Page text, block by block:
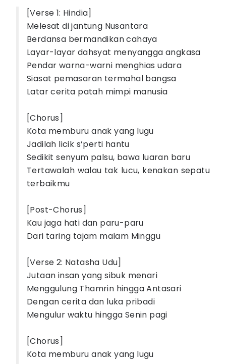
[Verse 1: Hindia]
Melesat di jantung Nusantara
Berdansa bermandikan cahaya
Layar-layar dahsyat menyangga angkasa
Pendar warna-warni menghias udara
Siasat pemasaran termahal bangsa
Latar cerita patah mimpi manusia
[Chorus]
Kota memburu anak yang lugu
Jadilah licik s’perti hantu
Sedikit senyum palsu, bawa luaran baru
Tertawalah walau tak lucu, kenakan sepatu
terbaikmu
[Post-Chorus]
Kau jaga hati dan paru-paru
Dari taring tajam malam Minggu
[Verse 2: Natasha Udu]
Jutaan insan yang sibuk menari
Menggulung Thamrin hingga Antasari
Dengan cerita dan luka pribadi
Mengulur waktu hingga Senin pagi
[Chorus]
Kota memburu anak yang lugu